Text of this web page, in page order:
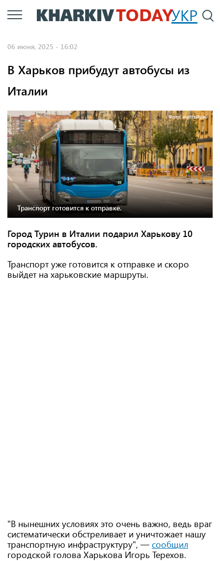
Перейти
к
УКР
06 июня, 2025 - 16:02
В Харьков прибудут автобусы из
Италии
Фото: visititaly.eu
Транспорт готовится к отправке.
Город Турин в Италии подарил Харькову 10
городских автобусов.
Транспорт уже готовится к отправке и скоро
выйдет на харьковские маршруты.
"В нынешних условиях это очень важно, ведь враг
систематически обстреливает и уничтожает нашу
транспортную инфраструктуру", — сообщил
городской голова Харькова Игорь Терехов.